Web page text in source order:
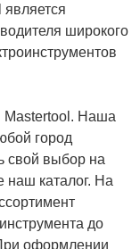
широкого
Наша
город
свой выбор на
наш каталог. На
до
оформлении